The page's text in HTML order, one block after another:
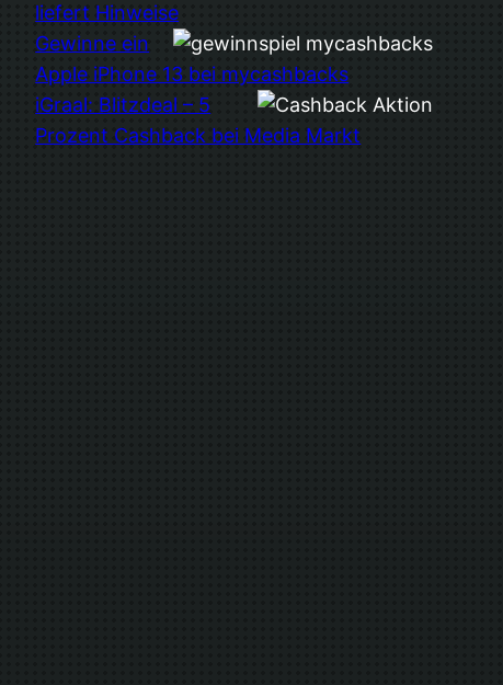
liefert Hinweise
Gewinne ein
Apple iPhone 13 bei mycashbacks
iGraal: Blitzdeal – 5
Prozent Cashback bei Media Markt